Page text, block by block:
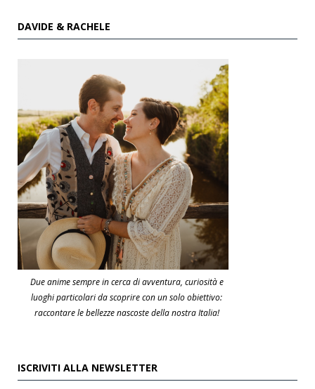
DAVIDE & RACHELE
Due anime sempre in cerca di avventura, curiosità e
luoghi particolari da scoprire con un solo obiettivo:
raccontare le bellezze nascoste della nostra Italia!
ISCRIVITI ALLA NEWSLETTER